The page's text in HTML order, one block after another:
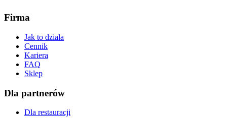
Firma
Jak to działa
Cennik
Kariera
FAQ
Sklep
Dla partnerów
Dla restauracji